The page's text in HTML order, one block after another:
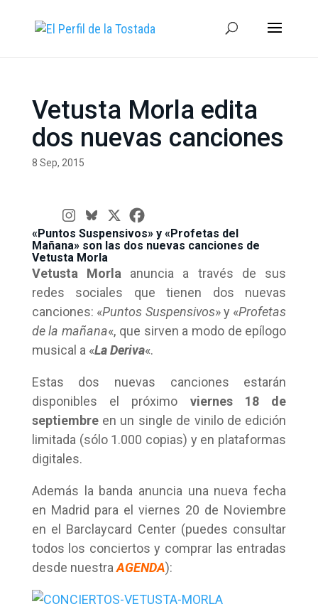
Vetusta Morla edita
dos nuevas canciones
8 Sep, 2015
«Puntos Suspensivos» y «Profetas del
Mañana» son las dos nuevas canciones de
Vetusta Morla
Vetusta Morla anuncia a través de sus
redes sociales que tienen dos nuevas
canciones: «Puntos Suspensivos» y «Profetas
de la mañana«, que sirven a modo de epílogo
musical a «La Deriva«.
Estas dos nuevas canciones estarán
disponibles el próximo viernes 18 de
septiembreen un single de vinilo de edición
limitada (sólo 1.000 copias) y en plataformas
digitales.
Además la banda anuncia una nueva fecha
en Madrid para el viernes 20 de Noviembre
en el Barclaycard Center (puedes consultar
todos los conciertos y comprar las entradas
desde nuestraAGENDA):